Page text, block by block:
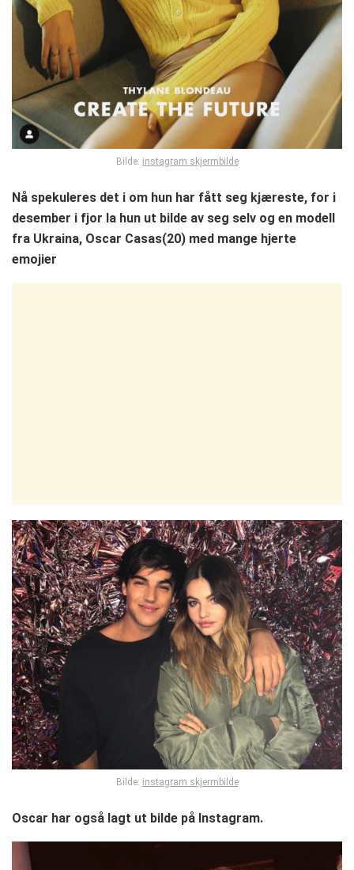
Bilde: instagram skjermbilde
Nå spekuleres det i om hun har fått seg kjæreste, for i
desember i fjor la hun ut bilde av seg selv og en modell
fra Ukraina, Oscar Casas(20) med mange hjerte
emojier
Bilde: instagram skjermbilde
Oscar har også lagt ut bilde på Instagram.